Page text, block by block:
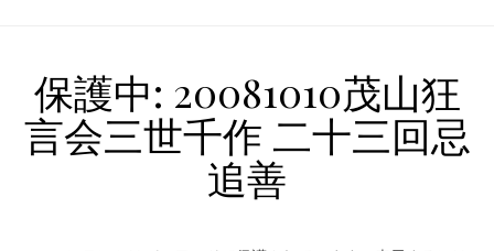
保護中: 20081010茂山狂
言会三世千作 二十三回忌
追善